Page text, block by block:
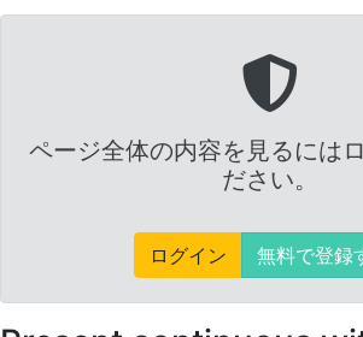
ページ全体の内容を見るには
ださい。
ログイン 無料で登録